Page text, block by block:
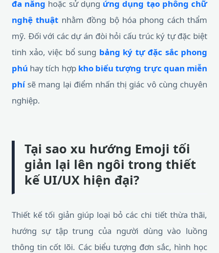
đa năng hoặc sử dụng ứng dụng tạo phông chữ
nghệ thuật nhằm đồng bộ hóa phong cách thẩm
mỹ. Đối với các dự án đòi hỏi cấu trúc ký tự đặc biệt
tinh xảo, việc bổ sung bảng ký tự đặc sắc phong
phú hay tích hợp kho biểu tượng trực quan miễn
phísẽ mang lại điểm nhấn thị giác vô cùng chuyên
nghiệp.
Tại sao xu hướng Emoji tối
giản lại lên ngôi trong thiết
kế UI/UX hiện đại?
Thiết kế tối giản giúp loại bỏ các chi tiết thừa thãi,
hướng sự tập trung của người dùng vào luồng
thông tin cốt lõi. Các biểu tượng đơn sắc, hình học